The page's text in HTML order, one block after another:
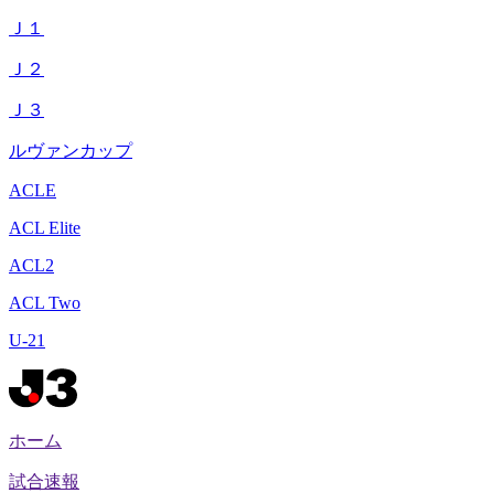
Ｊ１
Ｊ２
Ｊ３
ルヴァンカップ
ACLE
ACL Elite
ACL2
ACL Two
U-21
ホーム
試合速報